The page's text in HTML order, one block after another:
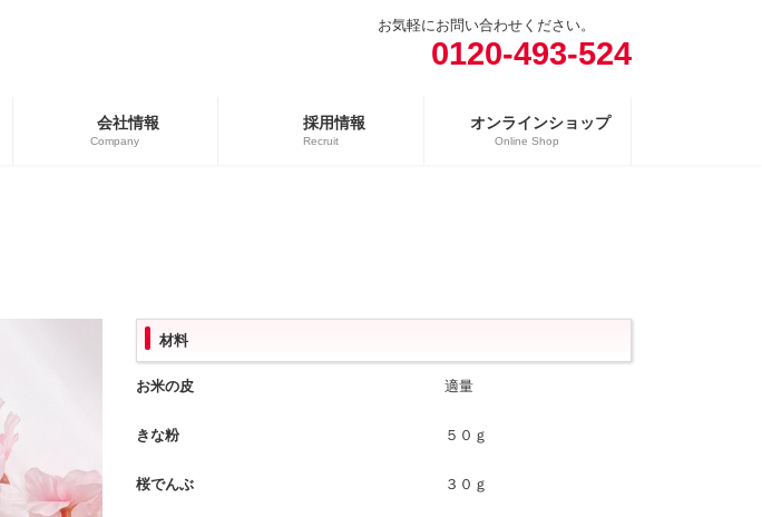
お気軽にお問い合わせください。
0120-493-524
会社情報
Company
採用情報
Recruit
オンラインショップ
Online Shop
材料
お米の皮 適量
きな粉 ５０ｇ
桜でんぶ ３０ｇ